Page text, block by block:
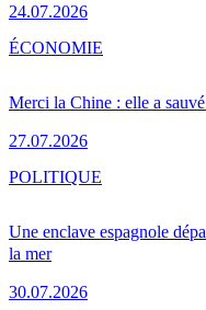
24.07.2026
Merci la Chine : elle a
27.07.2026
ÉCONOMIE
Une enclave espagnole
la mer
30.07.2026
POLITIQUE